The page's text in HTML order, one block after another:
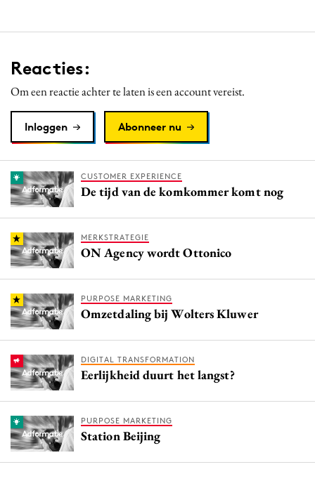
Reacties:
Om een reactie achter te laten is een account vereist.
Inloggen Abonneer nu
CUSTOMER EXPERIENCE
De tijd van de komkommer komt nog
MERKSTRATEGIE
ON Agency wordt Ottonico
PURPOSE MARKETING
Omzetdaling bij Wolters Kluwer
DIGITAL TRANSFORMATION
Eerlijkheid duurt het langst?
PURPOSE MARKETING
Station Beijing